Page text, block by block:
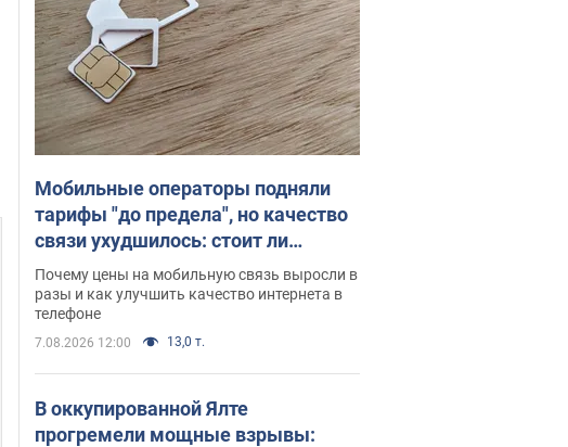
Мобильные операторы подняли
тарифы "до предела", но качество
связи ухудшилось: стоит ли
жаловаться на цены
Почему цены на мобильную связь выросли в
разы и как улучшить качество интернета в
телефоне
7.08.2026 12:00 13,0 т.
В оккупированной Ялте
прогремели мощные взрывы: